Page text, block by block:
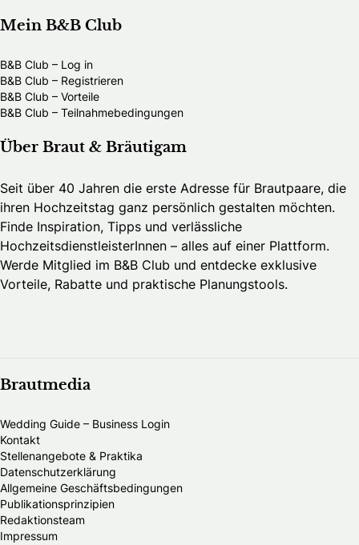
Mein B&B Club
B&B Club – Log in
B&B Club – Registrieren
B&B Club – Vorteile
B&B Club – Teilnahmebedingungen
Über Braut & Bräutigam
Seit über 40 Jahren die erste Adresse für Brautpaare, die
ihren Hochzeitstag ganz persönlich gestalten möchten.
Finde Inspiration, Tipps und verlässliche
HochzeitsdienstleisterInnen – alles auf einer Plattform.
Werde Mitglied im B&B Club und entdecke exklusive
Vorteile, Rabatte und praktische Planungstools.
Brautmedia
Wedding Guide – Business Login
Kontakt
Stellenangebote & Praktika
Datenschutzerklärung
Allgemeine Geschäftsbedingungen
Publikationsprinzipien
Redaktionsteam
Impressum